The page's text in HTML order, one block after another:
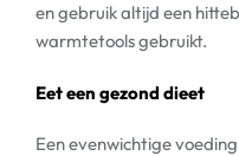
en gebruik altijd een
warmtetools gebruikt.
Eet een gezond dieet
Een evenwichtige